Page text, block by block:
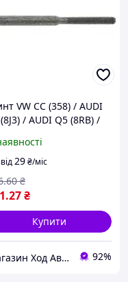
VW CC (358) / AUDI
/ AUDI Q5 (8RB) /
від29₴/міс
.27₴
.60 ₴
Купити
Магазин Ход Авто 92%